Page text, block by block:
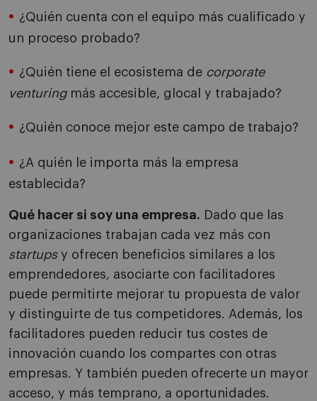
¿Quién cuenta con el equipo más cualificado y
un proceso probado?
¿Quién tiene el ecosistema de corporate
venturingmás accesible, glocal y trabajado?
¿Quién conoce mejor este campo de trabajo?
¿A quién le importa más la empresa
establecida?
Qué hacer si soy una empresa. Dado que las
organizaciones trabajan cada vez más con
startupsy ofrecen beneficios similares a los
emprendedores, asociarte con facilitadores
puede permitirte mejorar tu propuesta de valor
y distinguirte de tus competidores. Además, los
facilitadores pueden reducir tus costes de
innovación cuando los compartes con otras
empresas. Y también pueden ofrecerte un mayor
acceso, y más temprano, a oportunidades.